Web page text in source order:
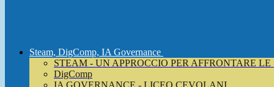
Steam, DigComp, IA Governance
STEAM - UN APPROCCIO PER AFFRONTARE
DigComp